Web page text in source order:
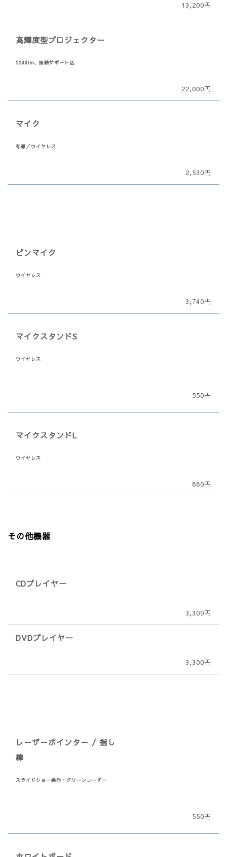
13,200円
高輝度型プロジェクター
5500lm、接続サポート込
22,000円
マイク
有線／ワイヤレス
2,530円
ピンマイク
ワイヤレス
3,740円
マイクスタンドS
ワイヤレス
550円
マイクスタンドL
ワイヤレス
880円
その他機器
CDプレイヤー
3,300円
DVDプレイヤー
3,300円
レーザーポインター / 指し
棒
スライドショー操作・グリーンレーザー
550円